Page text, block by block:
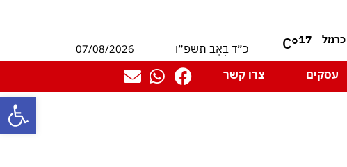
פתח
17
°C כ״ד בְּאָב תשפ״ו
07/08/2026
עסקים צרו קשר